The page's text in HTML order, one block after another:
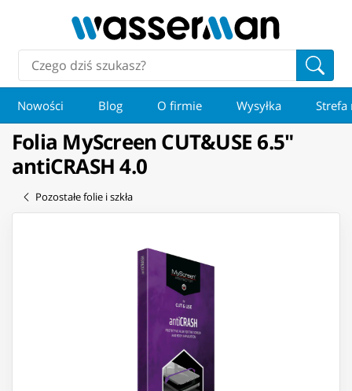
Nowości Blog O firmie Wysyłka Strefa
Folia MyScreen CUT&USE 6.5"
antiCRASH 4.0
Pozostałe folie i szkła